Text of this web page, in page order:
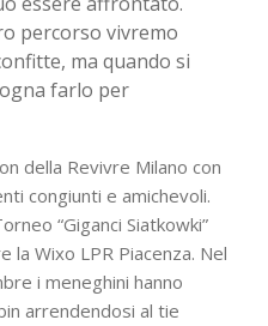
percorso vivremo
ma quando si
farlo per
della Revivre Milano con
congiunti e amichevoli.
“Giganci Siatkowki”
la Wixo LPR Piacenza. Nel
i meneghini hanno
arrendendosi al tie